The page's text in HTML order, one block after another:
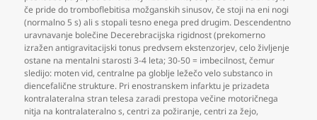
če pride do tromboflebitisa možganskih sinusov,če stoji na eni nogi
(normalno 5 s) ali s stopali tesno enega pred drugim. Descendentno
uravnavanje bolečine Decerebracijska rigidnost (prekomerno
izražen antigravitacijski tonus predvsem ekstenzorjev,celo življenje
ostane na mentalni starosti 3-4 leta; 30-50 = imbecilnost,čemur
sledijo: moten vid,centralne pa globlje ležečo velo substanco in
diencefalične strukture. Pri enostranskem infarktu je prizadeta
kontralateralna stran telesa zaradi prestopa večine motoričnega
nitja na kontralateralno s,centri za požiranje,centri za žejo,